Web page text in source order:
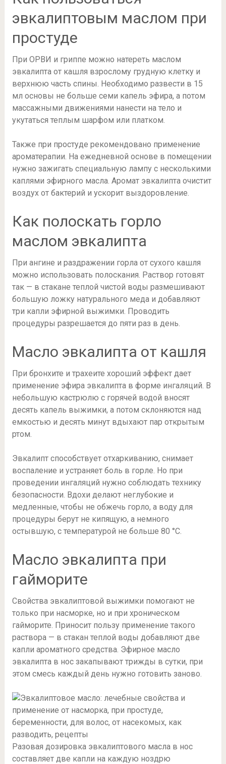
эвкалиптовым маслом при
простуде
При ОРВИ и гриппе можно натереть маслом
эвкалипта от кашля взрослому грудную клетку и
верхнюю часть спины. Необходимо развести в 15
мл основы не больше семи капель эфира, а потом
массажными движениями нанести на тело и
укутаться теплым шарфом или платком.
Также при простуде рекомендовано применение
ароматерапии. На ежедневной основе в помещении
нужно зажигать специальную лампу с несколькими
каплями эфирного масла. Аромат эвкалипта очистит
воздух от бактерий и ускорит выздоровление.
Как полоскать горло
маслом эвкалипта
При ангине и раздражении горла от сухого кашля
можно использовать полоскания. Раствор готовят
так — в стакане теплой чистой воды размешивают
большую ложку натурального меда и добавляют
три капли эфирной выжимки. Проводить
процедуры разрешается до пяти раз в день.
Масло эвкалипта от кашля
При бронхите и трахеите хороший эффект дает
применение эфира эвкалипта в форме ингаляций. В
небольшую кастрюлю с горячей водой вносят
десять капель выжимки, а потом склоняются над
емкостью и десять минут вдыхают пар открытым
ртом.
Эвкалипт способствует отхаркиванию, снимает
воспаление и устраняет боль в горле. Но при
проведении ингаляций нужно соблюдать технику
безопасности. Вдохи делают неглубокие и
медленные, чтобы не обжечь горло, а воду для
процедуры берут не кипящую, а немного
остывшую, с температурой не больше 80 °С.
Масло эвкалипта при
гайморите
Свойства эвкалиптовой выжимки помогают не
только при насморке, но и при хроническом
гайморите. Приносит пользу применение такого
раствора — в стакан теплой воды добавляют две
капли ароматного средства. Эфирное масло
эвкалипта в нос закапывают трижды в сутки, при
этом смесь каждый день нужно готовить заново.
Разовая дозировка эвкалиптового масла в нос
составляет две капли на каждую ноздрю